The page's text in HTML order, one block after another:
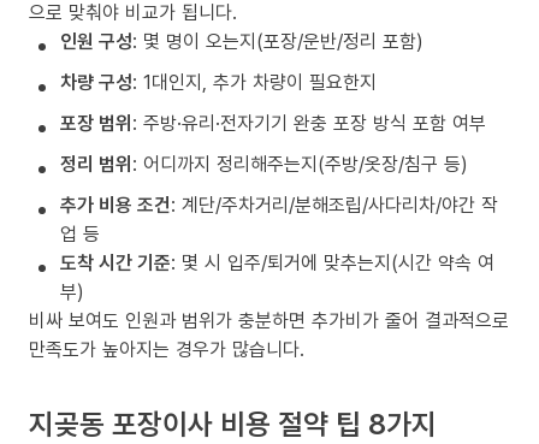
으로 맞춰야 비교가 됩니다.
인원 구성: 몇 명이 오는지(포장/운반/정리 포함)
차량 구성: 1대인지, 추가 차량이 필요한지
포장 범위: 주방·유리·전자기기 완충 포장 방식 포함 여부
정리 범위: 어디까지 정리해주는지(주방/옷장/침구 등)
추가 비용 조건: 계단/주차거리/분해조립/사다리차/야간 작
업 등
도착 시간 기준: 몇 시 입주/퇴거에 맞추는지(시간 약속 여
부)
비싸 보여도 인원과 범위가 충분하면 추가비가 줄어 결과적으로
만족도가 높아지는 경우가 많습니다.
지곶동 포장이사 비용 절약 팁 8가지